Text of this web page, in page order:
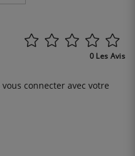
0 Les Avis
vous connecter avec votre